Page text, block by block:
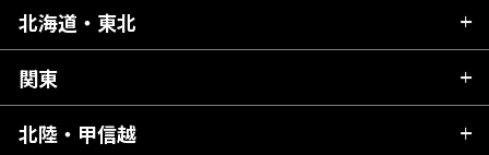
北海道・東北
北海道
青森県
関東
茨城県
北陸・甲信越